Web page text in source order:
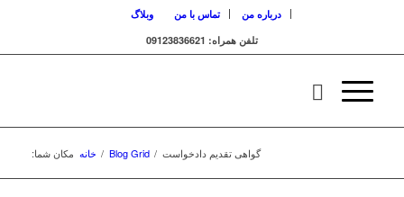
درباره من تماس با من
وبلاگ
تلفن همراه: 09123836621
مکان شما: خانه / Blog Grid / گواهی تقدیم دادخواست